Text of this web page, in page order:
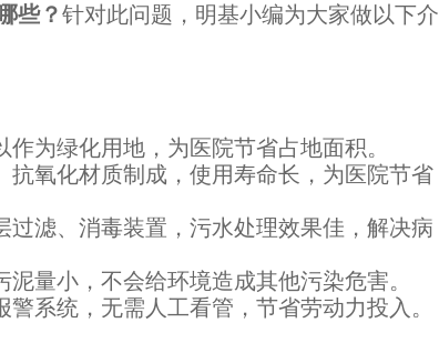
些？针对此问题，明基小编为大家做以下介
为绿化用地，为医院节省占地面积。
抗氧化材质制成，使用寿命长，为医院节省
过滤、消毒装置，污水处理效果佳，解决病
量小，不会给环境造成其他污染危害。
系统，无需人工看管，节省劳动力投入。